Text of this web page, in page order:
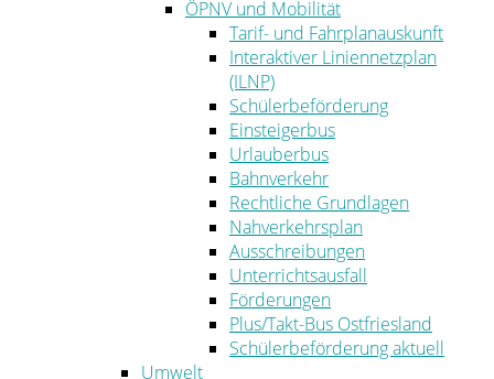
ÖPNV und Mobilität
Tarif- und Fahrplanauskunft
Interaktiver Liniennetzplan
(ILNP)
Schülerbeförderung
Einsteigerbus
Urlauberbus
Bahnverkehr
Rechtliche Grundlagen
Nahverkehrsplan
Ausschreibungen
Unterrichtsausfall
Förderungen
Plus/Takt-Bus Ostfriesland
Schülerbeförderung aktuell
Umwelt